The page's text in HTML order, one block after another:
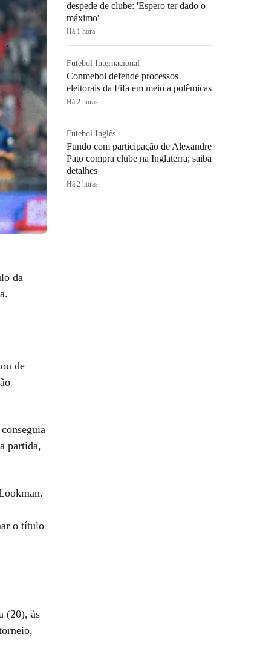
da
de
partida,
o título
(20), às
despede de clube: 'Espero ter dado o
máximo'
Há 1 hora
Futebol Internacional
Conmebol defende processos
eleitorais da Fifa em meio a polêmicas
Há 2 horas
Futebol Inglês
Fundo com participação de Alexandre
Pato compra clube na Inglaterra; saiba
detalhes
Há 2 horas